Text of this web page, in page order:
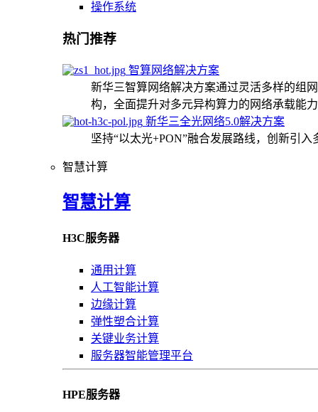
操作系统
热门推荐
智算网络解决方案
新华三智算网络解决方案通过灵活多样的组
构，全面提升对多元异构算力的网络承载能
新华三全光网络5.0解决方案
坚持“以太光+PON”融合发展路线，创新引
智慧计算
智慧计算
H3C服务器
通用计算
人工智能计算
边缘计算
弹性塑合计算
关键业务计算
服务器智能管理平台
HPE服务器